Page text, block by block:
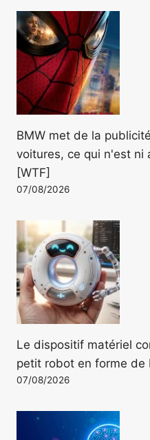
BMW met de la
voitures, ce qui n'est ni
[WTF]
07/08/2026
Le dispositif matériel
petit robot en forme de
07/08/2026